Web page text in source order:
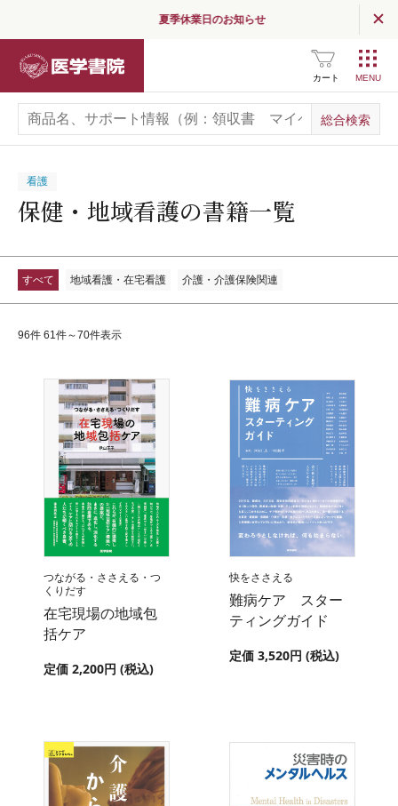
夏季休業日のお知らせ
カート
看護
保健・地域看護の書籍一覧
すべて 地域看護・在宅看護 介護・介護保険関連
96件 61件～70件表示
つながる・ささえる・つ
くりだす
在宅現場の地域包
括ケア
定価 2,200円 (税込)
快をささえる
難病ケア スター
ティングガイド
定価 3,520円 (税込)